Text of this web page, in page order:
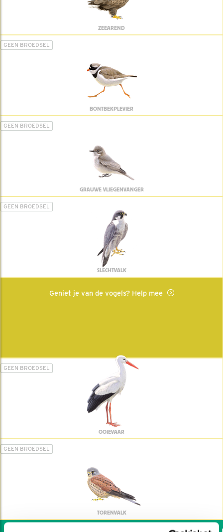
ZEEAREND
GEEN BROEDSEL
BONTBEKPLEVIER
GEEN BROEDSEL
GRAUWE VLIEGENVANGER
GEEN BROEDSEL
SLECHTVALK
Geniet je van de vogels? Help mee
GEEN BROEDSEL
OOIEVAAR
GEEN BROEDSEL
TORENVALK